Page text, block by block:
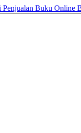
Penjualan Buku Online